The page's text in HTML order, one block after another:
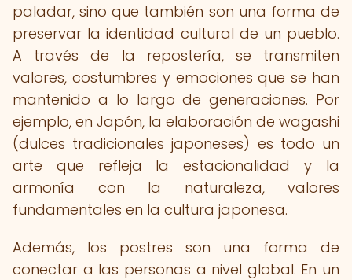
paladar, sino que también son una forma de
preservar la identidad cultural de un pueblo.
A través de la repostería, se transmiten
valores, costumbres y emociones que se han
mantenido a lo largo de generaciones. Por
ejemplo, en Japón, la elaboración de wagashi
(dulces tradicionales japoneses) es todo un
arte que refleja la estacionalidad y la
armonía con la naturaleza, valores
fundamentales en la cultura japonesa.
Además, los postres son una forma de
conectar a las personas a nivel global. En un